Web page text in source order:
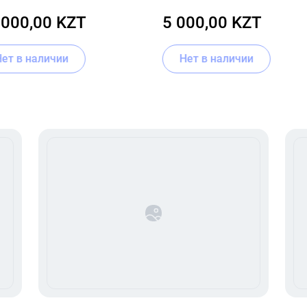
KZT
Нет в наличии
5 000,00 KZT
Нет в наличии